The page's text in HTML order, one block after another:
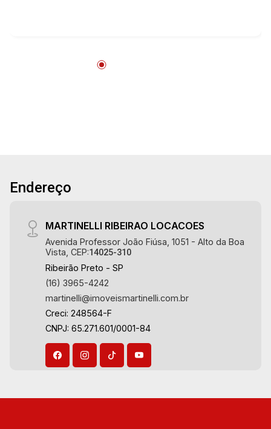
Endereço
MARTINELLI RIBEIRAO LOCACOES
Avenida Professor João Fiúsa, 1051 - Alto da Boa
Vista, CEP:14025-310
Ribeirão Preto - SP
(16) 3965-4242
martinelli@imoveismartinelli.com.br
Creci: 248564-F
CNPJ: 65.271.601/0001-84